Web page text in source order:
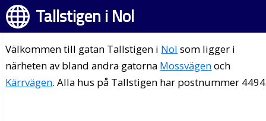
Tallstigen i Nol
Välkommen till gatan Tallstigen i Nol som ligger i
närheten av bland andra gatorna Mossvägenoch
Kärrvägen. Alla hus på Tallstigen har postnummer